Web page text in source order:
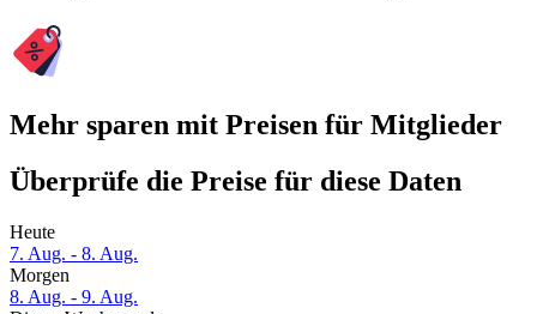
Mehr sparen mit Preisen für Mitglieder
Überprüfe die Preise für diese Daten
Heute
7. Aug. - 8. Aug.
Morgen
8. Aug. - 9. Aug.